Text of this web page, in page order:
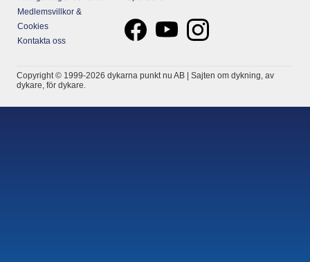
Medlemsvillkor &
Cookies
Kontakta oss
Copyright © 1999-2026 dykarna punkt nu AB | Sajten om dykning, av
dykare, för dykare.